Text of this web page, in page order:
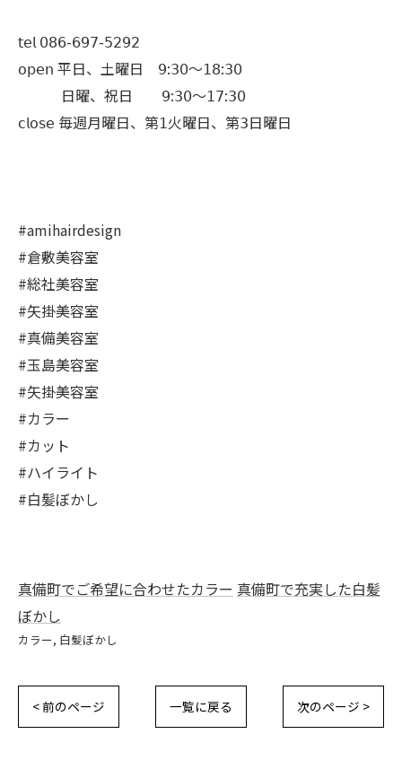
𝗍𝖾𝗅 𝟢𝟪𝟨-𝟨𝟫𝟩-𝟧𝟤𝟫𝟤
𝗈𝗉𝖾𝗇 平日、土曜日 𝟫:𝟥𝟢〜𝟣𝟪:𝟥𝟢
日曜、祝日 𝟫:𝟥𝟢〜𝟣𝟩:𝟥𝟢
𝖼𝗅𝗈𝗌𝖾 毎週月曜日、第𝟣火曜日、第𝟥日曜日
#amihairdesign
#倉敷美容室
#総社美容室
#矢掛美容室
#真備美容室
#玉島美容室
#矢掛美容室
#カラー
#カット
#ハイライト
#白髪ぼかし
真備町でご希望に合わせたカラー 真備町で充実した白髪
ぼかし
カラー 白髪ぼかし
< 前のページ 一覧に戻る 次のページ >